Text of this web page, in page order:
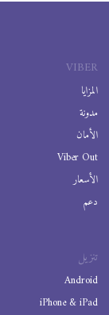
VIBER
المزايا
مدونة
الأمان
Viber Out
الأسعار
دعم
تنزيل
Android
iPhone & iPad